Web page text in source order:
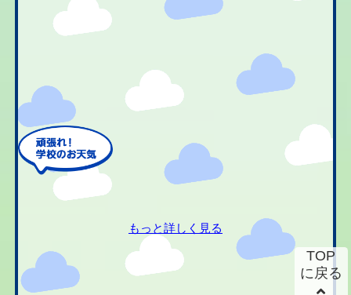
もっと詳しく見る
TOP
に戻る